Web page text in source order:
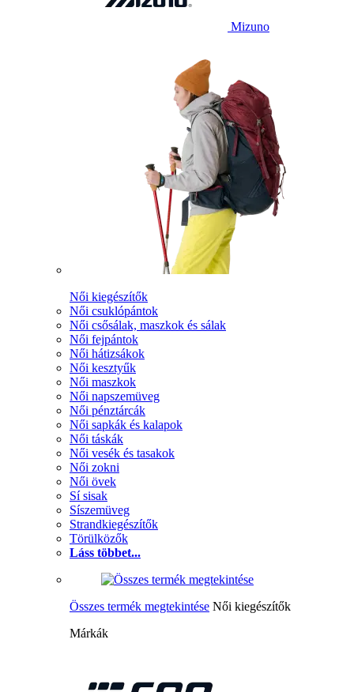
Mizuno
Női kiegészítők
Női csuklópántok
Női csősálak, maszkok és sálak
Női fejpántok
Női hátizsákok
Női kesztyűk
Női maszkok
Női napszemüveg
Női pénztárcák
Női sapkák és kalapok
Női táskák
Női vesék és tasakok
Női zokni
Női övek
Sí sisak
Síszemüveg
Strandkiegészítők
Törülközők
Láss többet...
Összes termék megtekintése Női kiegészítők
Márkák